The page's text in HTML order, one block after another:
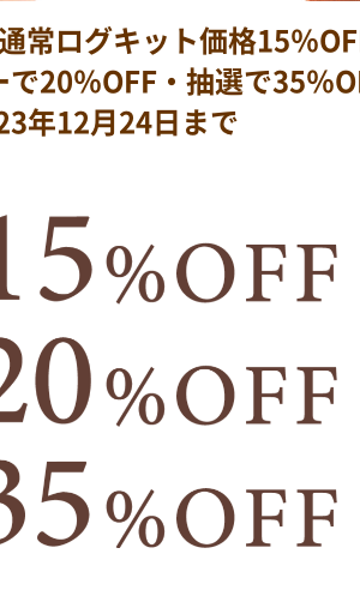
常ログキット価格15％
20％OFF・抽選で35％
年12月24日まで